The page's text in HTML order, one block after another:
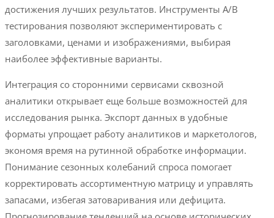
достижения лучших результатов. Инструменты A/B
тестирования позволяют экспериментировать с
заголовками, ценами и изображениями, выбирая
наиболее эффективные варианты.
Интеграция со сторонними сервисами сквозной
аналитики открывает еще больше возможностей для
исследования рынка. Экспорт данных в удобные
форматы упрощает работу аналитиков и маркетологов,
экономя время на рутинной обработке информации.
Понимание сезонных колебаний спроса помогает
корректировать ассортиментную матрицу и управлять
запасами, избегая затоваривания или дефицита.